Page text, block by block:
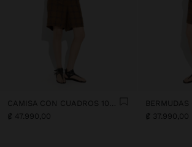
CAMISA CON CUADROS 100% LINO
₡ 47.990,00
₡ 37.990,00